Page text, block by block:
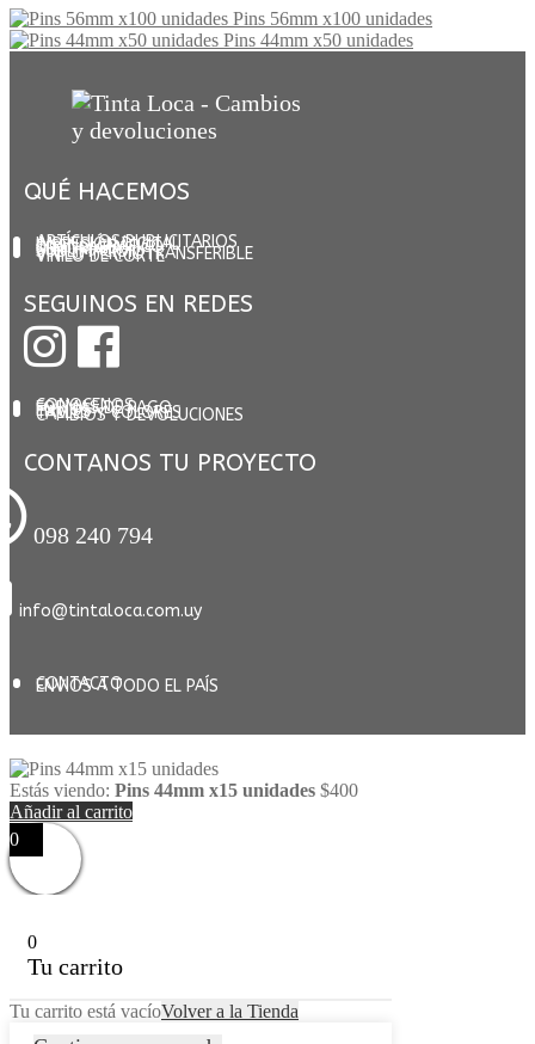
Pins 56mm x100 unidades
Pins 44mm x50 unidades
QUÉ HACEMOS
ARTÍCULOS PUBLICITARIOS
IMPRESIÓN DIGITAL
DISEÑO GRÁFICO
SERIGRAFÍA
SUBLIMACIÓN
VINILO TERMOTRANSFERIBLE
VINILO DE CORTE
SEGUINOS EN REDES
CONOCENOS
FORMAS DE PAGO
ENVÍOS
TALLES Y COLORES
CAMBIOS Y DEVOLUCIONES
CONTANOS TU PROYECTO
098 240 794
info@tintaloca.com.uy
CONTACTO
ENVIOS A TODO EL PAÍS
Estás viendo: Pins 44mm x15 unidades $400
Añadir al carrito
0
0
Tu carrito
Tu carrito está vacíoVolver a la Tienda